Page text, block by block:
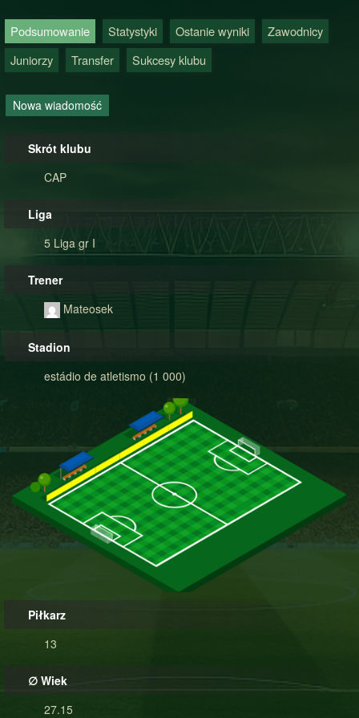
Podsumowanie Statystyki Ostanie wyniki
Zawodnicy
Juniorzy
Transfer Sukcesy klubu
Nowa wiadomość
Skrót klubu
CAP
Liga
5 Liga gr I
Trener
Mateosek
Stadion
estádio de atletismo (1 000)
Piłkarz
13
∅ Wiek
27.15